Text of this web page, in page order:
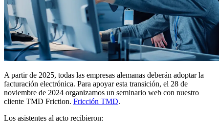
A partir de 2025, todas las empresas alemanas deberán adoptar la
facturación electrónica. Para apoyar esta transición, el 28 de
noviembre de 2024 organizamos un seminario web con nuestro
cliente TMD Friction. Fricción TMD.
Los asistentes al acto recibieron: